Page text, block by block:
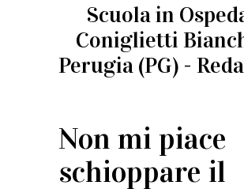
Scuola in
Coniglietti
Perugia (PG) -
Non mi piace
schioppare il